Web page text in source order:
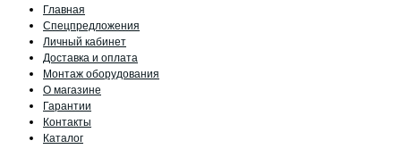
Главная
Спецпредложения
Личный кабинет
Доставка и оплата
Монтаж оборудования
О магазине
Гарантии
Контакты
Каталог